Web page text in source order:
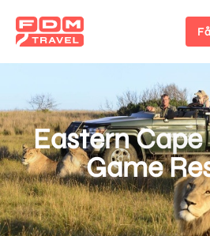
hovedindhold
Eastern
Game